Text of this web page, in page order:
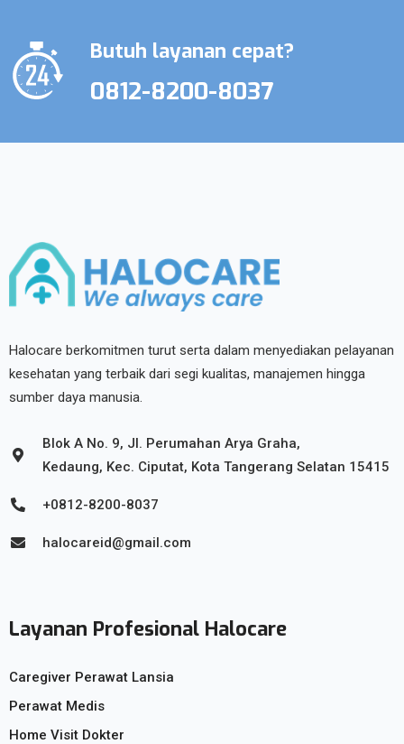
Butuh layanan cepat?
0812-8200-8037
Halocare berkomitmen turut serta dalam menyediakan pelayanan
kesehatan yang terbaik dari segi kualitas, manajemen hingga
sumber daya manusia.
Blok A No. 9, Jl. Perumahan Arya Graha,
Kedaung, Kec. Ciputat, Kota Tangerang Selatan 15415
+0812-8200-8037
halocareid@gmail.com
Layanan Profesional Halocare
Caregiver Perawat Lansia
Perawat Medis
Home Visit Dokter